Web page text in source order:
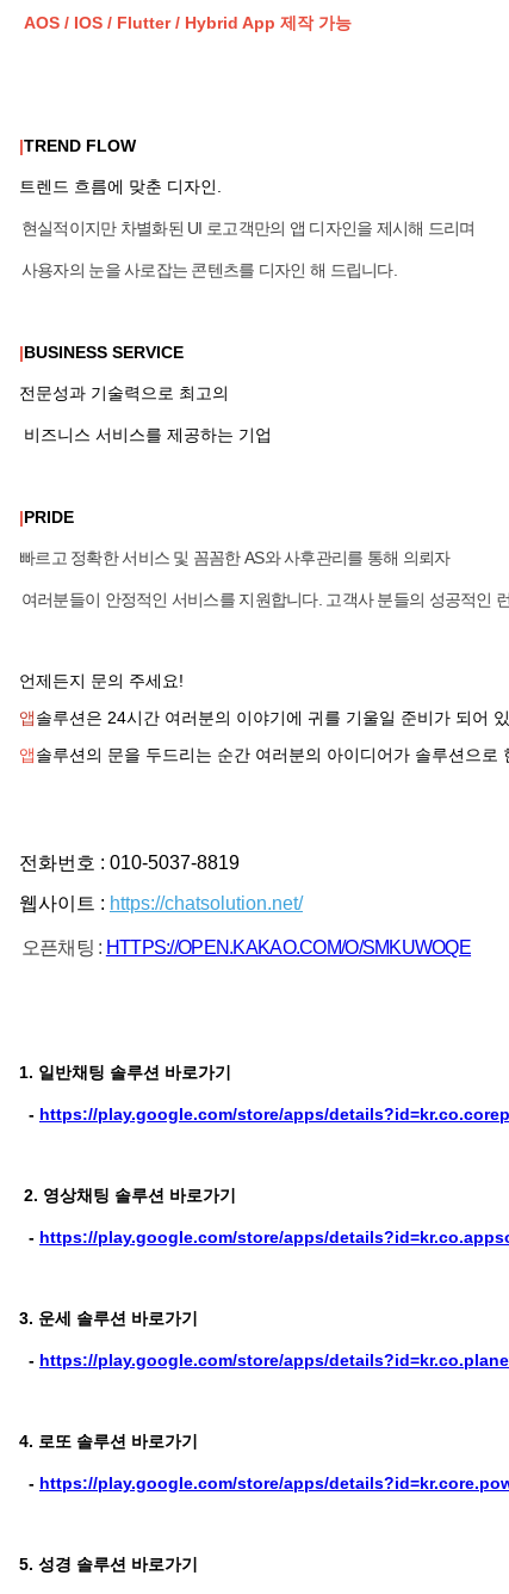
AOS / IOS / Flutter / Hybrid App 제작 가능
|TREND FLOW
트렌드 흐름에 맞춘 디자인.
현실적이지만 차별화된 UI 로고객만의 앱 디자인을 제시해 드리며
사용자의 눈을 사로잡는 콘텐츠를 디자인 해 드립니다.
|BUSINESS SERVICE
전문성과 기술력으로 최고의
비즈니스 서비스를 제공하는 기업
|PRIDE
빠르고 정확한 서비스 및 꼼꼼한 AS와 사후관리를 통해 의뢰자
여러분들이 안정적인 서비스를 지원합니다. 고객사 분들의 성공적인
언제든지 문의 주세요!
앱솔루션은 24시간 여러분의 이야기에 귀를 기울일 준비가 되어
앱솔루션의 문을 두드리는 순간 여러분의 아이디어가 솔루션으로
전화번호 : 010-5037-8819
웹사이트 : https://chatsolution.net/
오픈채팅 : HTTPS://OPEN.KAKAO.COM/O/SMKUWOQE
1. 일반채팅 솔루션 바로가기
- https://play.google.com/store/apps/
2. 영상채팅 솔루션 바로가기
- https://play.google.com/store/apps/
3. 운세 솔루션 바로가기
- https://play.google.com/store/apps/
4. 로또 솔루션 바로가기
- https://play.google.com/store/apps/
5. 성경 솔루션 바로가기